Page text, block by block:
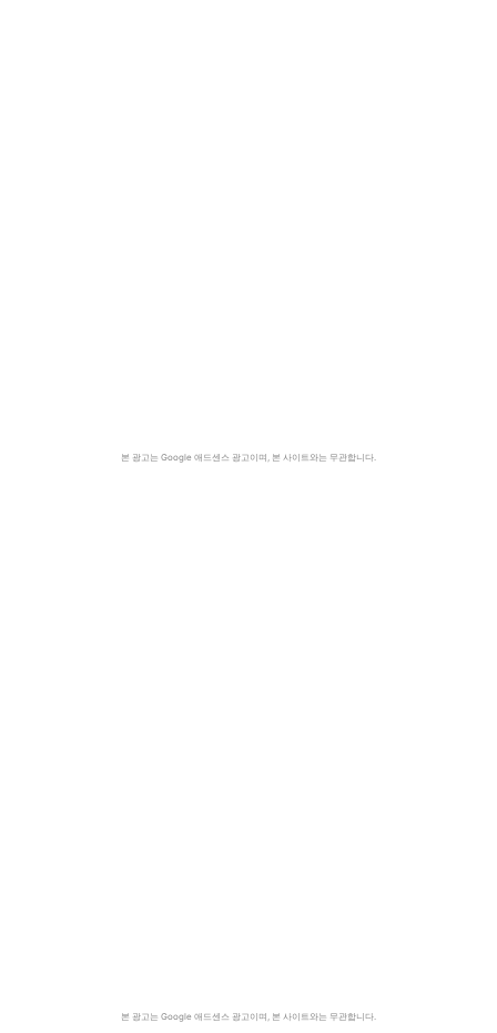
본 광고는 Google 애드센스 광고이며, 본 사이트와는 무관합니다.
본 광고는 Google 애드센스 광고이며, 본 사이트와는 무관합니다.